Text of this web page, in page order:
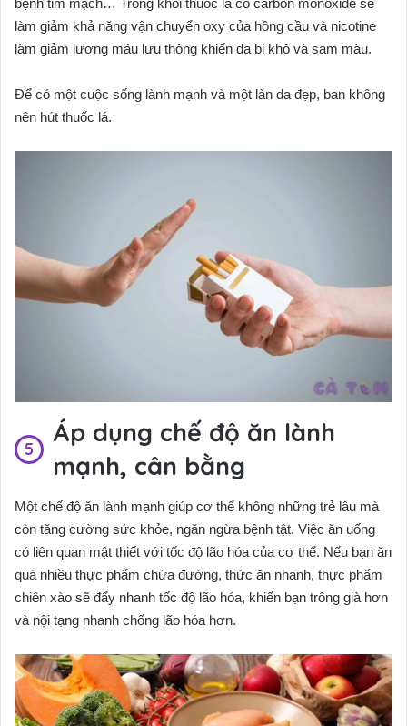
làm giảm khả năng vận chuyển oxy của hồng cầu và nicotine
làm giảm lượng máu lưu thông khiến da bị khô và sạm màu.
Để có một cuộc sống lành mạnh và một làn da đẹp, ban không
nên hút thuốc lá.
Áp dụng chế độ ăn lành
mạnh, cân bằng
Một chế độ ăn lành mạnh giúp cơ thể không những trẻ lâu mà
còn tăng cường sức khỏe, ngăn ngừa bệnh tật. Việc ăn uống
có liên quan mật thiết với tốc độ lão hóa của cơ thể. Nếu bạn ăn
quá nhiều thực phẩm chứa đường, thức ăn nhanh, thực phẩm
chiên xào sẽ đẩy nhanh tốc độ lão hóa, khiến bạn trông già hơn
và nội tạng nhanh chống lão hóa hơn.